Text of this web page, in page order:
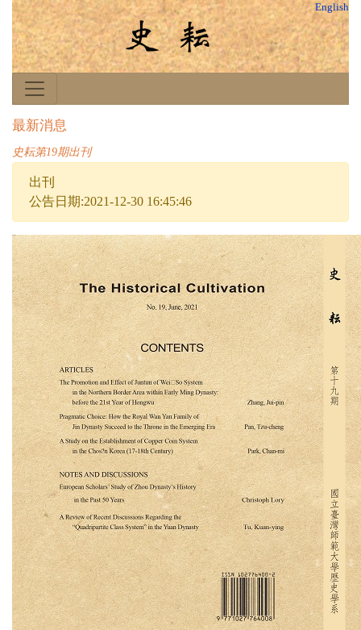
English
最新消息
史耘第19期出刊
出刊
公告日期:2021-12-30 16:45:46